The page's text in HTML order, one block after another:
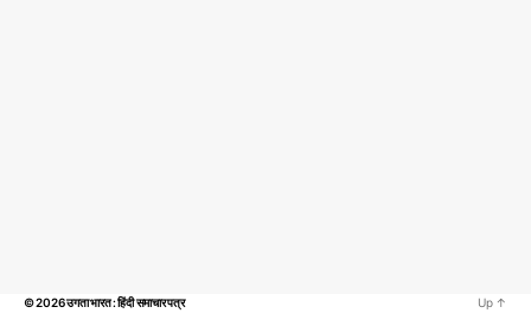
© 2026उगता भारत : हिंदी समाचार पत्र Up ↑